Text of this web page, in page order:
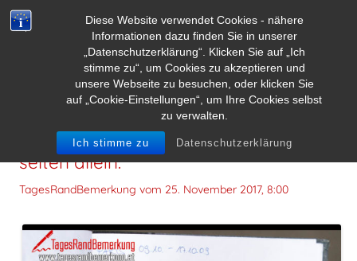
Diese Website verwendet Cookies - nähere
Informationen dazu finden Sie in unserer
„Datenschutzerklärung“. Klicken Sie auf „Ich
stimme zu“, um Cookies zu akzeptieren und
unsere Webseite zu besuchen, oder klicken Sie
auf „Cookie-Einstellungen“, um Ihre Cookies selbst
zu verwalten.
Ich stimme zu Datenschutzerklärung
Ein schöne Geschichte schreibt man
selten allein.
TagesRandBemerkung vom 25. November 2017, 8:00